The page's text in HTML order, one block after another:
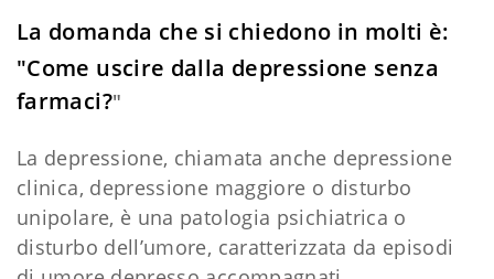
La domanda che si chiedono in molti è:
"Come uscire dalla depressione senza
farmaci?"
La depressione, chiamata anche depressione
clinica, depressione maggiore o disturbo
unipolare, è una patologia psichiatrica o
disturbo dell’umore, caratterizzata da episodi